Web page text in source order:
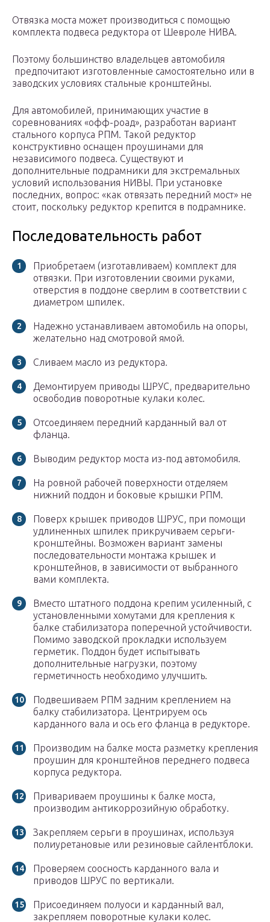
Отвязка моста может производиться с помощью
комплекта подвеса редуктора от Шевроле НИВА.
Поэтому большинство владельцев автомобиля
предпочитают изготовленные самостоятельно или в
заводских условиях стальные кронштейны.
Для автомобилей, принимающих участие в
соревнованиях «офф-роад», разработан вариант
стального корпуса РПМ. Такой редуктор
конструктивно оснащен проушинами для
независимого подвеса. Существуют и
дополнительные подрамники для экстремальных
условий использования НИВЫ. При установке
последних, вопрос: «как отвязать передний мост» не
стоит, поскольку редуктор крепится в подрамнике.
Последовательность работ
Приобретаем (изготавливаем) комплект для
отвязки. При изготовлении своими руками,
отверстия в поддоне сверлим в соответствии с
диаметром шпилек.
Надежно устанавливаем автомобиль на опоры,
желательно над смотровой ямой.
Сливаем масло из редуктора.
Демонтируем приводы ШРУС, предварительно
освободив поворотные кулаки колес.
Отсоединяем передний карданный вал от
фланца.
Выводим редуктор моста из-под автомобиля.
На ровной рабочей поверхности отделяем
нижний поддон и боковые крышки РПМ.
Поверх крышек приводов ШРУС, при помощи
удлиненных шпилек прикручиваем серьги-
кронштейны. Возможен вариант замены
последовательности монтажа крышек и
кронштейнов, в зависимости от выбранного
вами комплекта.
Вместо штатного поддона крепим усиленный, с
установленными хомутами для крепления к
балке стабилизатора поперечной устойчивости.
Помимо заводской прокладки используем
герметик. Поддон будет испытывать
дополнительные нагрузки, поэтому
герметичность необходимо улучшить.
Подвешиваем РПМ задним креплением на
балку стабилизатора. Центрируем ось
карданного вала и ось его фланца в редукторе.
Производим на балке моста разметку крепления
проушин для кронштейнов переднего подвеса
корпуса редуктора.
Привариваем проушины к балке моста,
производим антикоррозийную обработку.
Закрепляем серьги в проушинах, используя
полиуретановые или резиновые сайлентблоки.
Проверяем соосность карданного вала и
приводов ШРУС по вертикали.
Присоединяем полуоси и карданный вал,
закрепляем поворотные кулаки колес.